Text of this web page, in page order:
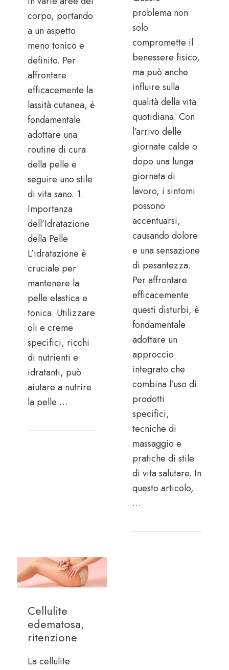
corpo, portando
a un aspetto
meno tonico e
definito. Per
affrontare
efficacemente la
lassità cutanea, è
fondamentale
adottare una
routine di cura
della pelle e
seguire uno stile
di vita sano. 1.
Importanza
dell’Idratazione
della Pelle
L’idratazione è
cruciale per
mantenere la
pelle elastica e
tonica. Utilizzare
oli e creme
specifici, ricchi
di nutrienti e
idratanti, può
aiutare a nutrire
la pelle …
problema non
solo
compromette il
benessere fisico,
ma può anche
influire sulla
qualità della vita
quotidiana. Con
l’arrivo delle
giornate calde o
dopo una lunga
giornata di
lavoro, i sintomi
possono
accentuarsi,
causando dolore
e una sensazione
di pesantezza.
Per affrontare
efficacemente
questi disturbi, è
fondamentale
adottare un
approccio
integrato che
combina l’uso di
prodotti
specifici,
tecniche di
massaggio e
pratiche di stile
di vita salutare. In
questo articolo,
…
Cellulite
edematosa,
ritenzione
La cellulite